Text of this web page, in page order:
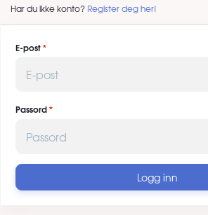
Har du ikke konto? Register deg her!
E-post
Passord
Logg inn